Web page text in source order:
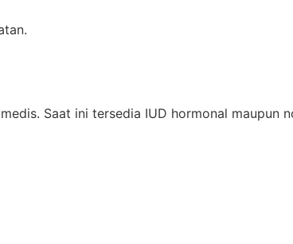
Saat ini tersedia IUD hormonal maupun